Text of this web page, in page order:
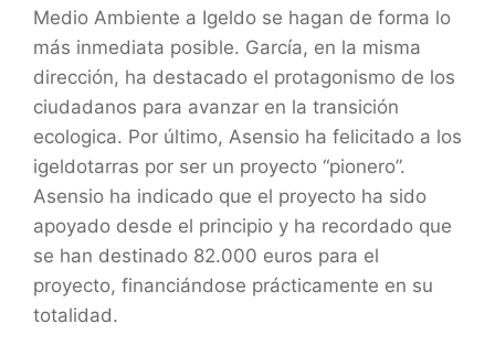
Medio Ambiente a Igeldo se hagan de forma lo
más inmediata posible. García, en la misma
dirección, ha destacado el protagonismo de los
ciudadanos para avanzar en la transición
ecologica. Por último, Asensio ha felicitado a los
igeldotarras por ser un proyecto “pionero”.
Asensio ha indicado que el proyecto ha sido
apoyado desde el principio y ha recordado que
se han destinado 82.000 euros para el
proyecto, financiándose prácticamente en su
totalidad.